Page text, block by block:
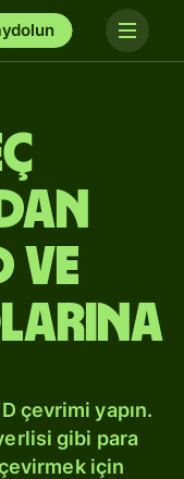
ve
çevrimi yapın.
gibi para
için